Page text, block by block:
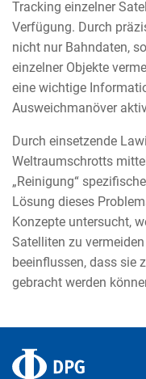
Tracking einzelner
Verfügung. Durch
nicht nur Bahndaten,
einzelner Objekte
eine wichtige
Ausweichmanöver
Durch einsetzende
Weltraumschrotts
„Reinigung“
Lösung dieses
Konzepte untersucht,
Satelliten zu
beeinflussen, dass sie
gebracht werden